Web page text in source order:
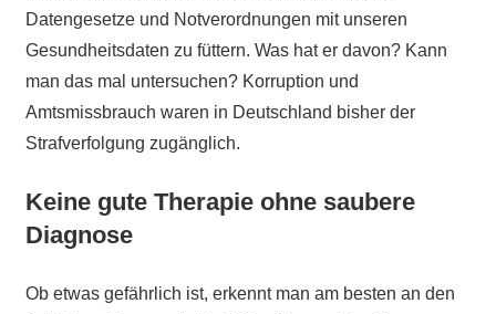
Datengesetze und Notverordnungen mit unseren
Gesundheitsdaten zu füttern. Was hat er davon? Kann
man das mal untersuchen? Korruption und
Amtsmissbrauch waren in Deutschland bisher der
Strafverfolgung zugänglich.
Keine gute Therapie ohne saubere
Diagnose
Ob etwas gefährlich ist, erkennt man am besten an den